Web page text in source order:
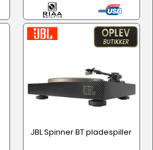
JBL Spinner BT pladespiller